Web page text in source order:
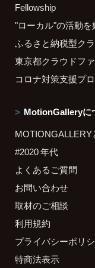
Fellowship
"ローカル"の活動を
ふるさと納税型ク
東京都クラウドフ
コロナ対策支援プ
MotionGalleryに
MOTIONGALLERY
#2020 年代
よくあるご質問
お問い合わせ
取材のご相談
利用規約
プライバシーポリ
特商法表示